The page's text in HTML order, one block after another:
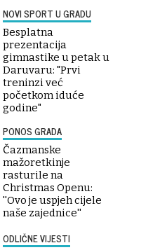
NOVI SPORT U GRADU
Besplatna
prezentacija
gimnastike u petak u
Daruvaru: "Prvi
treninzi već
početkom iduće
godine"
PONOS GRADA
Čazmanske
mažoretkinje
rasturile na
Christmas Openu:
''Ovo je uspjeh cijele
naše zajednice''
ODLIČNE VIJESTI